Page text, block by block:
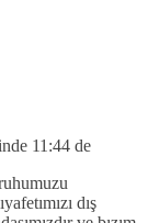
11:44 de
ruhumuzu
dış